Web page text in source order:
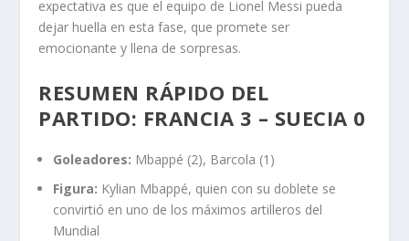
expectativa es que el equipo de Lionel Messi pueda
dejar huella en esta fase, que promete ser
emocionante y llena de sorpresas.
RESUMEN RÁPIDO DEL
PARTIDO: FRANCIA 3 – SUECIA 0
Goleadores: Mbappé (2), Barcola (1)
Figura: Kylian Mbappé, quien con su doblete se
convirtió en uno de los máximos artilleros del
Mundial